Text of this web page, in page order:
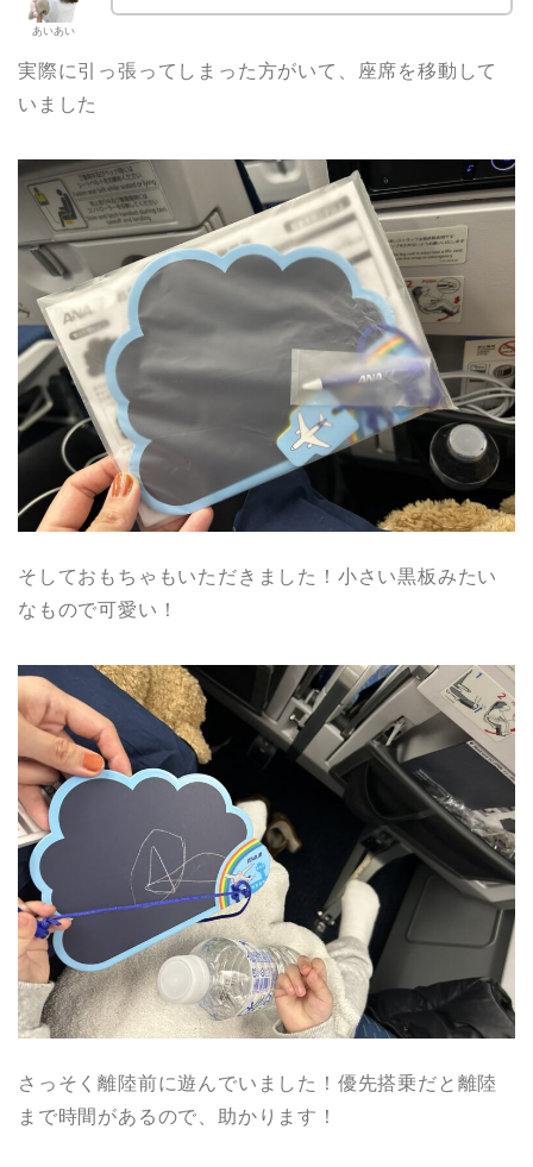
あいあい
実際に引っ張ってしまった方がいて、座席を移動して
いました
そしておもちゃもいただきました！小さい黒板みたい
なもので可愛い！
さっそく離陸前に遊んでいました！優先搭乗だと離陸
まで時間があるので、助かります！